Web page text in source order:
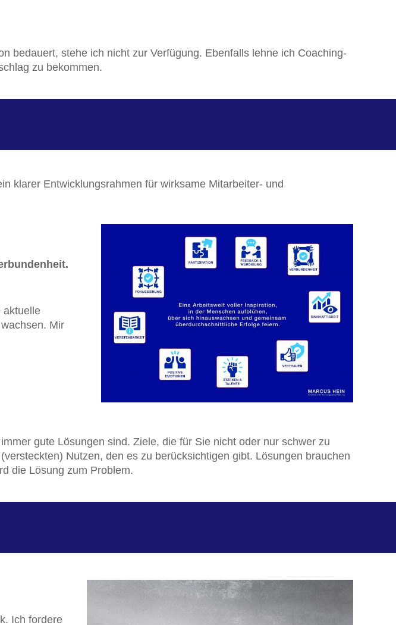
bedauert, stehe ich nicht zur Verfügung. Ebenfalls lehne ich Coaching-
zu bekommen.
klarer Entwicklungsrahmen für wirksame Mitarbeiter- und
aktuelle
Mir
gute Lösungen sind. Ziele, die für Sie nicht oder nur schwer zu
Nutzen, den es zu berücksichtigen gibt. Lösungen brauchen
die Lösung zum Problem.
Ich fordere